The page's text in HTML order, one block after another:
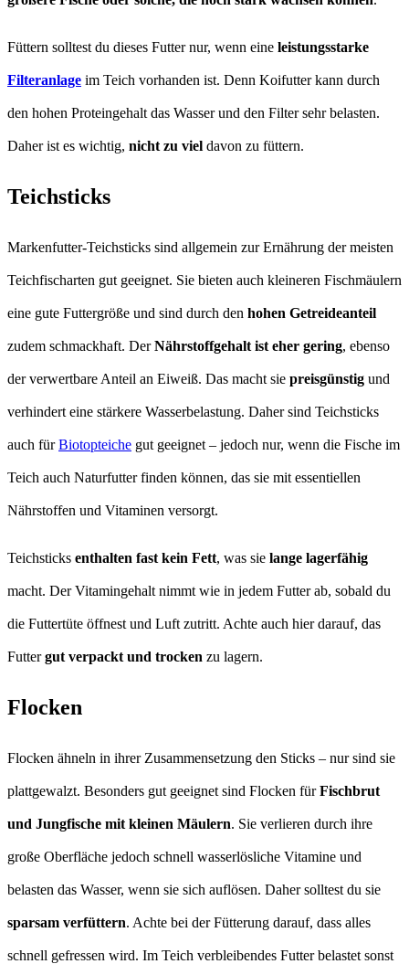
Füttern solltest du dieses Futter nur, wenn eine leistungsstarke
Filteranlage im Teich vorhanden ist. Denn Koifutter kann durch
den hohen Proteingehalt das Wasser und den Filter sehr belasten.
Daher ist es wichtig, nicht zu viel davon zu füttern.
Teichsticks
Markenfutter-Teichsticks sind allgemein zur Ernährung der meisten
Teichfischarten gut geeignet. Sie bieten auch kleineren Fischmäulern
eine gute Futtergröße und sind durch den hohen Getreideanteil
zudem schmackhaft. DerNährstoffgehalt ist eher gering, ebenso
der verwertbare Anteil an Eiweiß. Das macht sie preisgünstig und
verhindert eine stärkere Wasserbelastung. Daher sind Teichsticks
auch fürBiotopteiche gut geeignet – jedoch nur, wenn die Fische im
Teich auch Naturfutter finden können, das sie mit essentiellen
Nährstoffen und Vitaminen versorgt.
Teichsticks enthalten fast kein Fett, was sie lange lagerfähig
macht. Der Vitamingehalt nimmt wie in jedem Futter ab, sobald du
die Futtertüte öffnest und Luft zutritt. Achte auch hier darauf, das
Futtergut verpackt und trocken zu lagern.
Flocken
Flocken ähneln in ihrer Zusammensetzung den Sticks – nur sind sie
plattgewalzt. Besonders gut geeignet sind Flocken fürFischbrut
und Jungfische mit kleinen Mäulern. Sie verlieren durch ihre
große Oberfläche jedoch schnell wasserlösliche Vitamine und
belasten das Wasser, wenn sie sich auflösen. Daher solltest du sie
sparsam verfüttern. Achte bei der Fütterung darauf, dass alles
schnell gefressen wird. Im Teich verbleibendes Futter belastet sonst